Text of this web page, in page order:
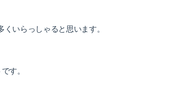
いらっしゃると思います。
す。